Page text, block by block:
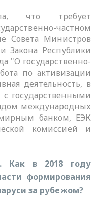
что требует
частном
Совета Министров
Республики
"О государственно-
по активизации
деятельность, в
государственными
международных
банком, ЕЭК
комиссией и
Как в 2018 году
формирования
за рубежом?